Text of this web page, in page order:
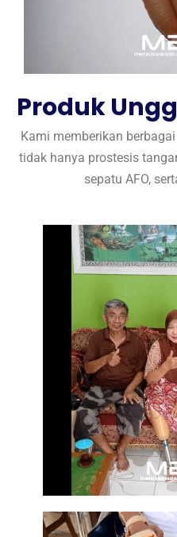
Produk
Kami memberikan
tidak hanya prostesis
sepatu AFO,